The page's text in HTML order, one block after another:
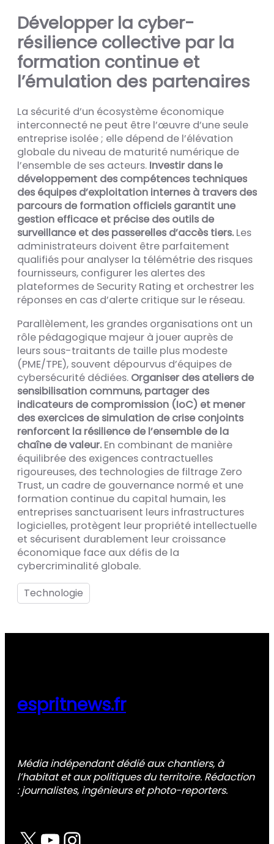
Développer la cyber-
résilience collective par la
formation continue et
l’émulation des partenaires
La sécurité d’un écosystème économique
interconnecté ne peut être l’œuvre d’une seule
entreprise isolée ; elle dépend de l’élévation
globale du niveau de maturité numérique de
l’ensemble de ses acteurs. Investir dans le
développement des compétences techniques
des équipes d’exploitation internes à travers des
parcours de formation officiels garantit une
gestion efficace et précise des outils de
surveillance et des passerelles d’accès tiers. Les
administrateurs doivent être parfaitement
qualifiés pour analyser la télémétrie des risques
fournisseurs, configurer les alertes des
plateformes de Security Rating et orchestrer les
réponses en cas d’alerte critique sur le réseau.
Parallèlement, les grandes organisations ont un
rôle pédagogique majeur à jouer auprès de
leurs sous-traitants de taille plus modeste
(PME/TPE), souvent dépourvus d’équipes de
cybersécurité dédiées. Organiser des ateliers de
sensibilisation communs, partager des
indicateurs de compromission (IoC) et mener
des exercices de simulation de crise conjoints
renforcent la résilience de l’ensemble de la
chaîne de valeur. En combinant de manière
équilibrée des exigences contractuelles
rigoureuses, des technologies de filtrage Zero
Trust, un cadre de gouvernance normé et une
formation continue du capital humain, les
entreprises sanctuarisent leurs infrastructures
logicielles, protègent leur propriété intellectuelle
et sécurisent durablement leur croissance
économique face aux défis de la
cybercriminalité globale.
Technologie
espritnews.fr
Média indépendant dédié aux chantiers, à
l’habitat et aux politiques du territoire. Rédaction
: journalistes, ingénieurs et photo-reporters.